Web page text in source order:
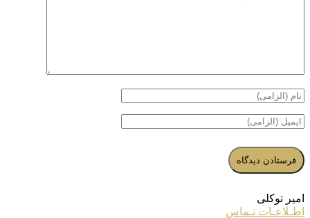
امیر توکلی
اطـلاعـات تـماس